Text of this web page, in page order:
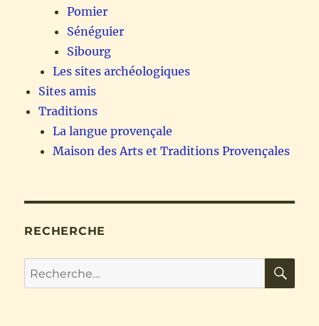
Pomier
Sénéguier
Sibourg
Les sites archéologiques
Sites amis
Traditions
La langue provençale
Maison des Arts et Traditions Provençales
RECHERCHE
Recherche
pour :